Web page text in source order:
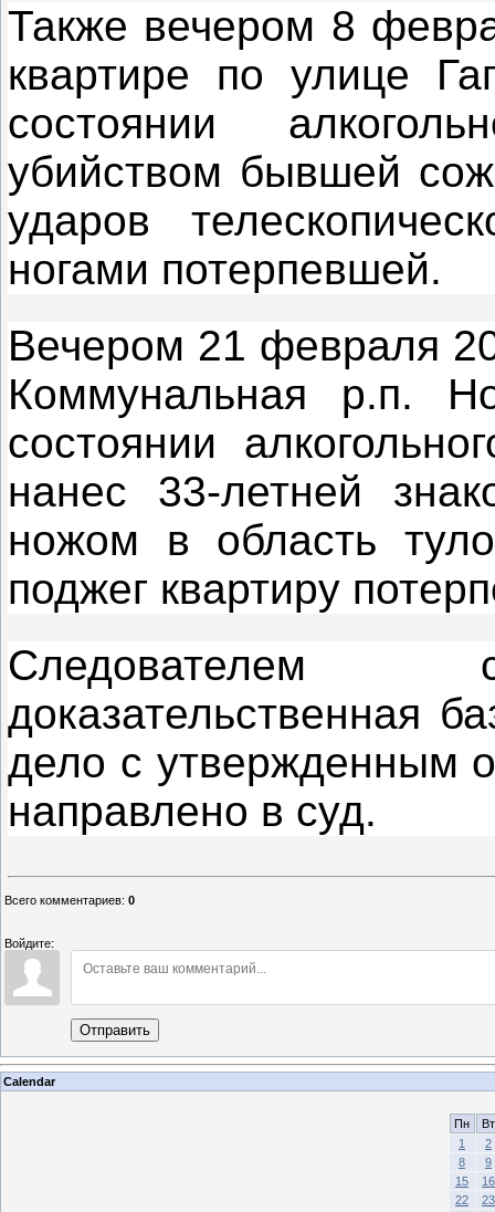
Также вечером 8
квартире по улице
состоянии
убийством бывшей
ударов
ногами потерпевшей.
Вечером 21 февраля
Коммунальная р.п.
состоянии
нанес 33-летней
ножом в область
поджег квартиру
Следователем
доказательственная
дело с утвержденным
направлено в суд.
Всего комментариев: 0
Войдите:
Отправить
Calendar
Пн
Вт
1
2
8
9
15
16
22
23